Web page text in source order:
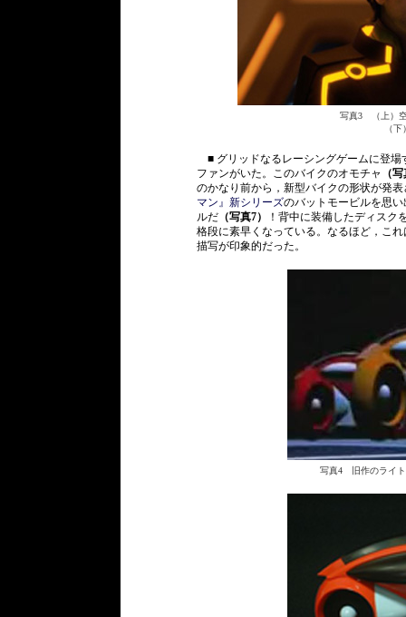
写真3 （上）
（下）終始35歳
■ グリッドなるレーシングゲームに登場
ファンがいた。このバイクのオモチャ
（
のかなり前から，新型バイクの形状が発
マン』新シリーズのバットモービルを思
ルだ （写真7）
！背中に装備したディスク
格段に素早くなっている。なるほど，こ
描写が印象的だった。
写真4 旧作のライト